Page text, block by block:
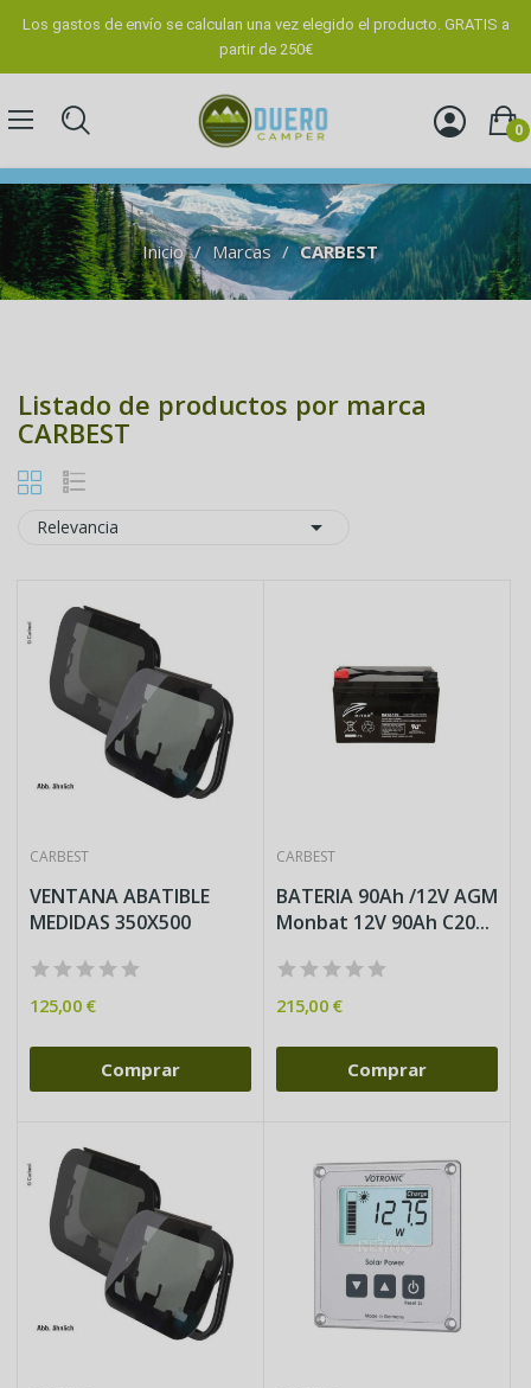
Los gastos de envío se calculan una vez elegido el producto. GRATIS a
partir de 250€
0
Inicio Marcas CARBEST
Listado de productos por marca
CARBEST
Relevancia 
CARBEST
VENTANA ABATIBLE
MEDIDAS 350X500
125,00 €
Comprar
CARBEST
BATERIA 90Ah /12V AGM
Monbat 12V 90Ah C20...
215,00 €
Comprar